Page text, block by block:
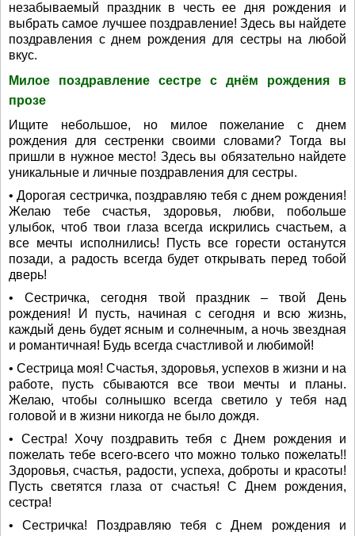
незабываемый праздник в честь ее дня рождения и
выбрать самое лучшее поздравление! Здесь вы найдете
поздравления с днем рождения для сестры на любой
вкус.
Милое поздравление сестре с днём рождения в
прозе
Ищите небольшое, но милое пожелание с днем
рождения для сестренки своими словами? Тогда вы
пришли в нужное место! Здесь вы обязательно найдете
уникальные и личные поздравления для сестры.
• Дорогая сестричка, поздравляю тебя с днем рождения!
Желаю тебе счастья, здоровья, любви, побольше
улыбок, чтоб твои глаза всегда искрились счастьем, а
все мечты исполнились! Пусть все горести останутся
позади, а радость всегда будет открывать перед тобой
дверь!
• Сестричка, сегодня твой праздник – твой День
рождения! И пусть, начиная с сегодня и всю жизнь,
каждый день будет ясным и солнечным, а ночь звездная
и романтичная! Будь всегда счастливой и любимой!
• Сестрица моя! Счастья, здоровья, успехов в жизни и на
работе, пусть сбываются все твои мечты и планы.
Желаю, чтобы солнышко всегда светило у тебя над
головой и в жизни никогда не было дождя.
• Сестра! Хочу поздравить тебя с Днем рождения и
пожелать тебе всего-всего что можно только пожелать!!
Здоровья, счастья, радости, успеха, доброты и красоты!
Пусть светятся глаза от счастья! С Днем рождения,
сестра!
• Сестричка! Поздравляю тебя с Днем рождения и